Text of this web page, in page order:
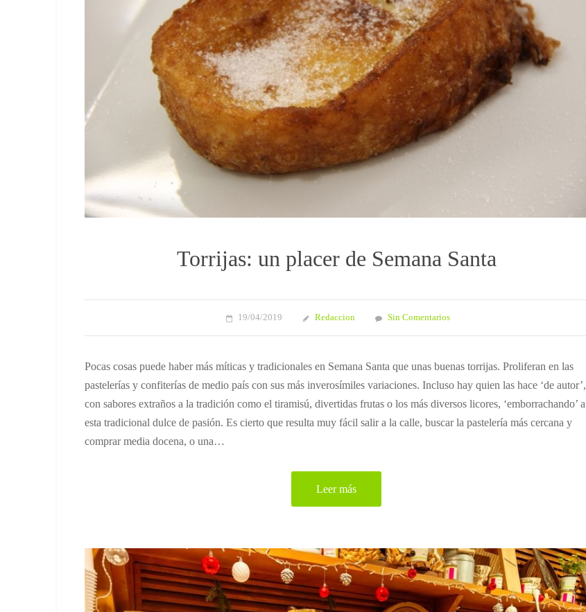
Torrijas: un placer de Semana Santa
19/04/2019 Redaccion Sin Comentarios
Pocas cosas puede haber más míticas y tradicionales en Semana Santa que unas buenas torrijas. Proliferan en las
pastelerías y confiterías de medio país con sus más inverosímiles variaciones. Incluso hay quien las hace ‘de autor’,
con sabores extraños a la tradición como el tiramisú, divertidas frutas o los más diversos licores, ‘emborrachando’ a
esta tradicional dulce de pasión. Es cierto que resulta muy fácil salir a la calle, buscar la pastelería más cercana y
comprar media docena, o una…
Leer más